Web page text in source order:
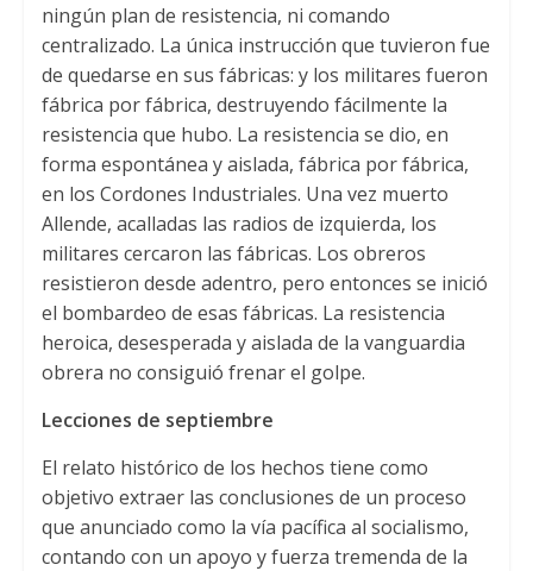
ningún plan de resistencia, ni comando
centralizado. La única instrucción que tuvieron fue
de quedarse en sus fábricas: y los militares fueron
fábrica por fábrica, destruyendo fácilmente la
resistencia que hubo. La resistencia se dio, en
forma espontánea y aislada, fábrica por fábrica,
en los Cordones Industriales. Una vez muerto
Allende, acalladas las radios de izquierda, los
militares cercaron las fábricas. Los obreros
resistieron desde adentro, pero entonces se inició
el bombardeo de esas fábricas. La resistencia
heroica, desesperada y aislada de la vanguardia
obrera no consiguió frenar el golpe.
Lecciones de septiembre
El relato histórico de los hechos tiene como
objetivo extraer las conclusiones de un proceso
que anunciado como la vía pacífica al socialismo,
contando con un apoyo y fuerza tremenda de la